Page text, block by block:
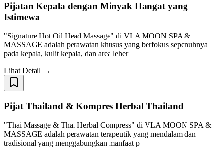
Pijatan Kepala dengan Minyak Hangat yang
Istimewa
"Signature Hot Oil Head Massage" di VLA MOON SPA &
MASSAGE adalah perawatan khusus yang berfokus sepenuhnya
pada kepala, kulit kepala, dan area leher
Lihat Detail →
Pijat Thailand & Kompres Herbal Thailand
"Thai Massage & Thai Herbal Compress" di VLA MOON SPA &
MASSAGE adalah perawatan terapeutik yang mendalam dan
tradisional yang menggabungkan manfaat p